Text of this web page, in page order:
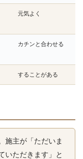
元気よく
カチンと合わせる
することがある
施主が「ただいま
いただきます」と